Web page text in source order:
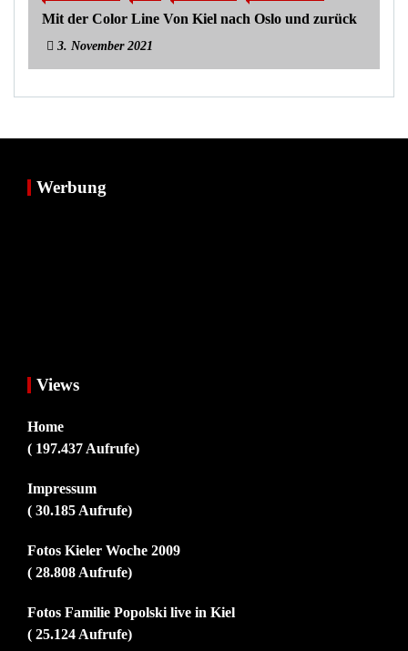
Mit der Color Line Von Kiel nach Oslo und zurück
3. November 2021
Werbung
Views
Home
( 197.437 Aufrufe)
Impressum
( 30.185 Aufrufe)
Fotos Kieler Woche 2009
( 28.808 Aufrufe)
Fotos Familie Popolski live in Kiel
( 25.124 Aufrufe)